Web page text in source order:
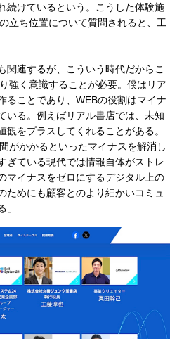
続けているという。こうした体験施
立ち位置について質問されると、工
関連するが、こういう時代だからこ
強く意識することが必要。僕はリア
ることであり、WEBの役割はマイナ
いる。例えばリアル書店では、未知
をプラスしてくれることがある。
がかかるといったマイナスを解消し
ぎている現代では情報自体がストレ
マイナスをゼロにするデジタル上の
ためにも顧客とのより細かいコミュ
」